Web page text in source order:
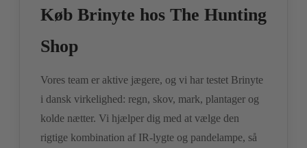
Køb Brinyte hos The Hunting
Shop
Vores team er aktive jægere, og vi har testet Brinyte
i dansk virkelighed: regn, skov, mark, plantager og
kolde nætter. Vi hjælper dig med at vælge den
rigtige kombination af IR-lygte og pandelampe, så